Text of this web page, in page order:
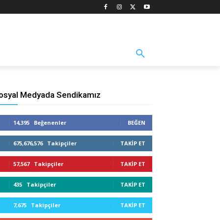
Medyada Sendikamız
14,395 Beğenenler BEĞEN
675,676,576 Takipçiler TAKIP ET
57,567 Takipçiler TAKIP ET
435 Takipçiler TAKIP ET
7,675 Takipçiler TAKIP ET